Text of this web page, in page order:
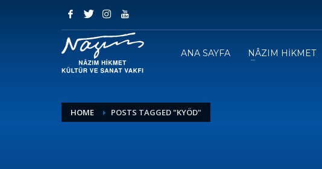
ANA SAYFA NÂZIM HİKMET
HOME POSTS TAGGED "KYÖD"